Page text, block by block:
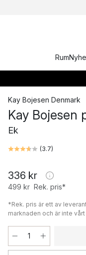
Rum
Kay Bojesen Denmark
Kay Bojesen
Ek
(3.7)
336 kr
499 kr Rek. pris*
*Rek. pris är ett av
marknaden och är inte